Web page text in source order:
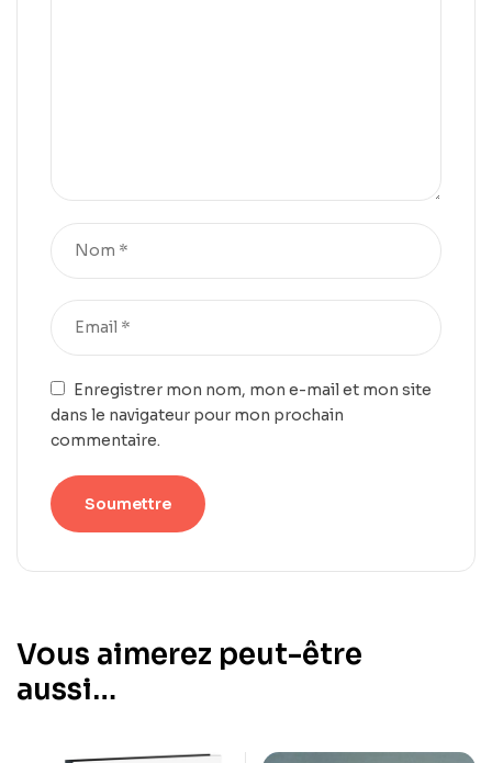
Enregistrer mon nom, mon e-mail et mon site
dans le navigateur pour mon prochain
commentaire.
Vous aimerez peut-être
aussi…